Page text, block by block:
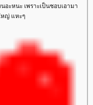
ะหนะ เพราะเป็นชอบเอามา
หญ่ แหะๆ